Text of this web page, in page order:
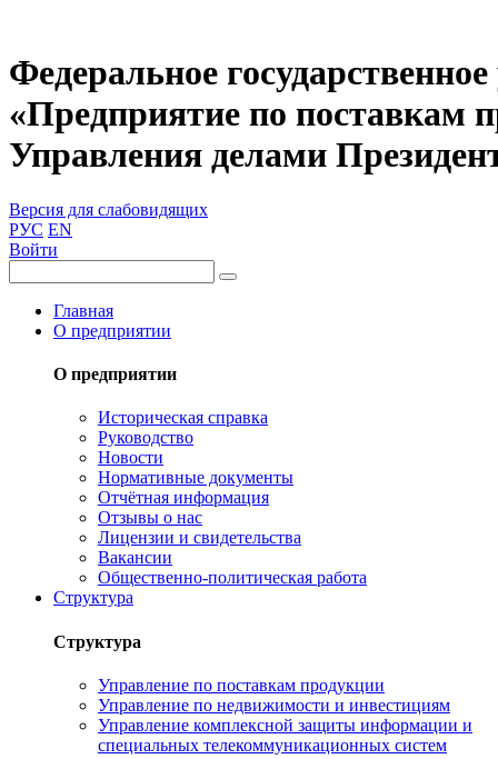
Федеральное
«Предприятие по поставкам
Управления делами
Версия для слабовидящих
РУС EN
Войти
Главная
О предприятии
О предприятии
Историческая справка
Руководство
Новости
Нормативные документы
Отчётная информация
Отзывы о нас
Лицензии и свидетельства
Вакансии
Общественно-политическая работа
Структура
Структура
Управление по поставкам продукции
Управление по недвижимости и инвестициям
Управление комплексной защиты информации и
специальных телекоммуникационных систем